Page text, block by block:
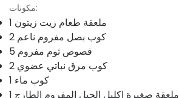
مكونات:
1 ملعقة طعام زيت زيتون
2 كوب بصل مفروم ناعم
5 فصوص ثوم مفروم
2 كوب مرق نباتي عضوي
1 كوب ماء
1 ملعقة صغيرة إكليل الجبل المفروم الطازج